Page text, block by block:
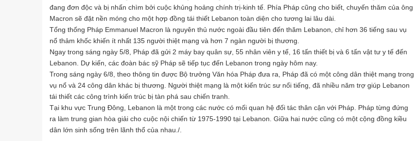
đang đơn độc và bị nhấn chìm bởi cuộc khủng hoảng chính trị-kinh tế. Phía Pháp cũng cho biết, chuyến thăm của ông
Macron sẽ đặt nền móng cho một hợp đồng tái thiết Lebanon toàn diện cho tương lai lâu dài.
Tổng thống Pháp Emmanuel Macron là nguyên thủ nước ngoài đầu tiên đến thăm Lebanon, chỉ hơn 36 tiếng sau vụ
nổ thảm khốc khiến ít nhất 135 người thiệt mạng và hơn 7 ngàn người bị thương.
Ngay trong sáng ngày 5/8, Pháp đã gửi 2 máy bay quân sự, 55 nhân viên y tế, 16 tấn thiết bị và 6 tấn vật tư y tế đến
Lebanon. Dự kiến, các đoàn bác sỹ Pháp sẽ tiếp tục đến Lebanon trong ngày hôm nay.
Trong sáng ngày 6/8, theo thông tin được Bộ trưởng Văn hóa Pháp đưa ra, Pháp đã có một công dân thiệt mạng trong
vụ nổ và 24 công dân khác bị thương. Người thiệt mạng là một kiến trúc sư nổi tiếng, đã nhiều năm trợ giúp Lebanon
tái thiết các công trình kiến trúc bị tàn phá sau chiến tranh.
Tại khu vực Trung Đông, Lebanon là một trong các nước có mối quan hệ đối tác thân cận với Pháp. Pháp từng đứng
ra làm trung gian hòa giải cho cuộc nội chiến từ 1975-1990 tại Lebanon. Giữa hai nước cũng có một cộng đồng kiều
dân lớn sinh sống trên lãnh thổ của nhau./.